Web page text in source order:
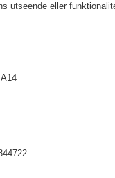
utseende eller